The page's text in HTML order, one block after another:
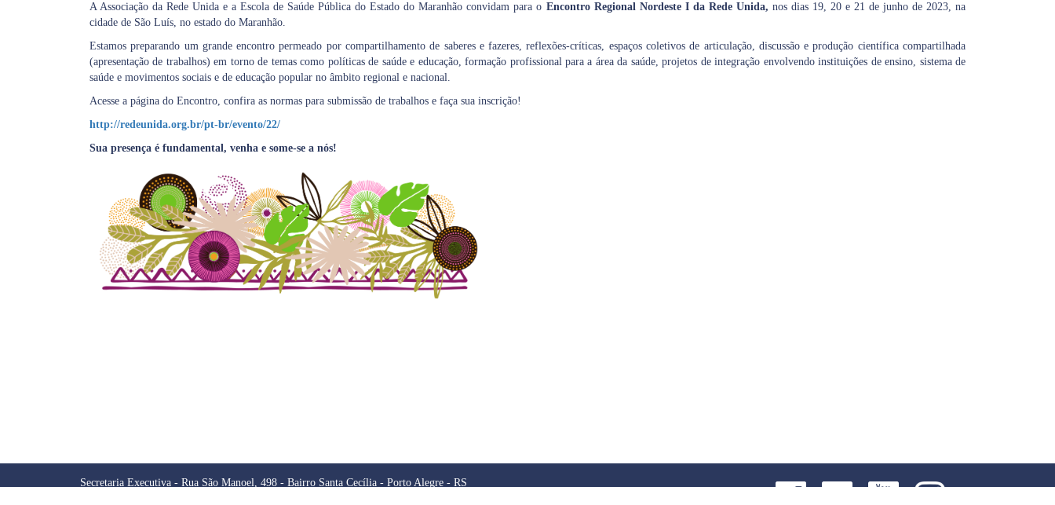
A Associação da Rede Unida e a Escola de Saúde Pública do Estado do Maranhão convidam para o Encontro Regional Nordeste I da Rede Unida, nos dias 19, 20 e 21 de junho de 2023, na
cidade de São Luís, no estado do Maranhão.
Estamos preparando um grande encontro permeado por compartilhamento de saberes e fazeres, reflexões-críticas, espaços coletivos de articulação, discussão e produção científica compartilhada
(apresentação de trabalhos) em torno de temas como políticas de saúde e educação, formação profissional para a área da saúde, projetos de integração envolvendo instituições de ensino, sistema de
saúde e movimentos sociais e de educação popular no âmbito regional e nacional.
Acesse a página do Encontro, confira as normas para submissão de trabalhos e faça sua inscrição!
http://redeunida.org.br/pt-br/evento/22/
Sua presença é fundamental, venha e some-se a nós!
Secretaria Executiva - Rua São Manoel, 498 - Bairro Santa Cecília - Porto Alegre - RS